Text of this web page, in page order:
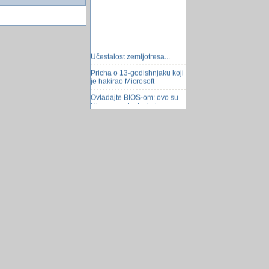
Učestalost zemljotresa...
Pricha o 13-godishnjaku koji
je hakirao Microsoft
Ovladajte BIOS-om: ovo su
kljucne postavke koje
ubrzavaju i stabiliziraju v...